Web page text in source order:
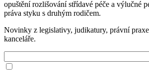
opuštění rozlišování střídavé péče a výlučné
práva styku s druhým rodičem.
Novinky z legislativy, judikatury, právní
kanceláře.